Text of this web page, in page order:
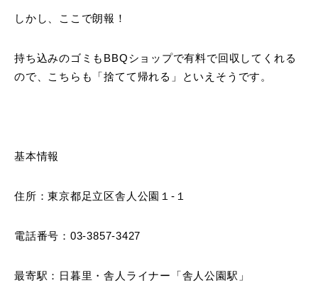
しかし、ここで朗報！
持ち込みのゴミもBBQショップで有料で回収してくれる
ので、こちらも「捨てて帰れる」といえそうです。
基本情報
住所：東京都足立区舎人公園１-１
電話番号：03-3857-3427
最寄駅：日暮里・舎人ライナー「舎人公園駅」